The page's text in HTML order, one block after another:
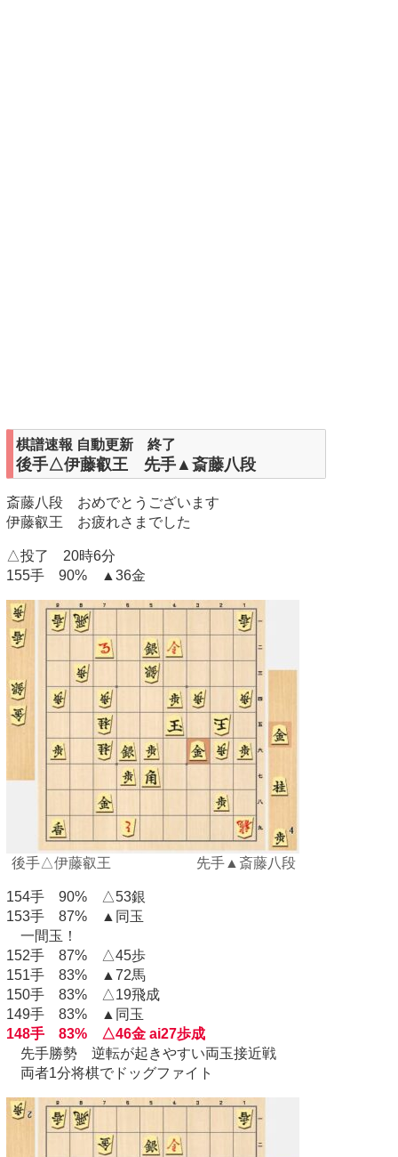
棋譜速報 自動更新 終了
後手△伊藤叡王 先手▲斎藤八段
斎藤八段 おめでとうございます
伊藤叡王 お疲れさまでした
△投了 20時6分
155手 90% ▲36金
後手△伊藤叡王 先手▲斎藤八段
154手 90% △53銀
153手 87% ▲同玉
一間玉！
152手 87% △45歩
151手 83% ▲72馬
150手 83% △19飛成
149手 83% ▲同玉
148手 83% △46金 ai27歩成
先手勝勢 逆転が起きやすい両玉接近戦
両者1分将棋でドッグファイト